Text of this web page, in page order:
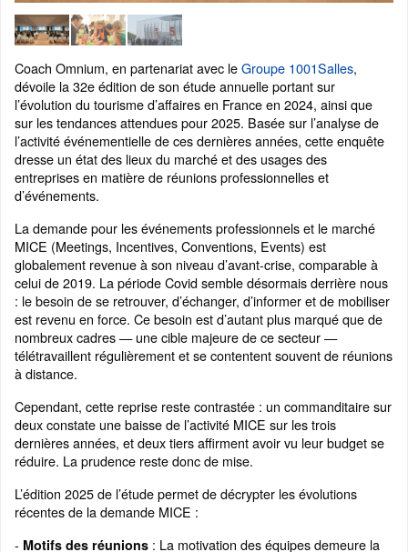
Coach Omnium, en partenariat avec leGroupe 1001Salles,
dévoile la 32e édition de son étude annuelle portant sur
l’évolution du tourisme d’affaires en France en 2024, ainsi que
sur les tendances attendues pour 2025. Basée sur l’analyse de
l’activité événementielle de ces dernières années, cette enquête
dresse un état des lieux du marché et des usages des
entreprises en matière de réunions professionnelles et
d’événements.
La demande pour les événements professionnels et le marché
MICE (Meetings, Incentives, Conventions, Events) est
globalement revenue à son niveau d’avant-crise, comparable à
celui de 2019. La période Covid semble désormais derrière nous
: le besoin de se retrouver, d’échanger, d’informer et de mobiliser
est revenu en force. Ce besoin est d’autant plus marqué que de
nombreux cadres — une cible majeure de ce secteur —
télétravaillent régulièrement et se contentent souvent de réunions
à distance.
Cependant, cette reprise reste contrastée : un commanditaire sur
deux constate une baisse de l’activité MICE sur les trois
dernières années, et deux tiers affirment avoir vu leur budget se
réduire. La prudence reste donc de mise.
L’édition 2025 de l’étude permet de décrypter les évolutions
récentes de la demande MICE :
- Motifs des réunions : La motivation des équipes demeure la